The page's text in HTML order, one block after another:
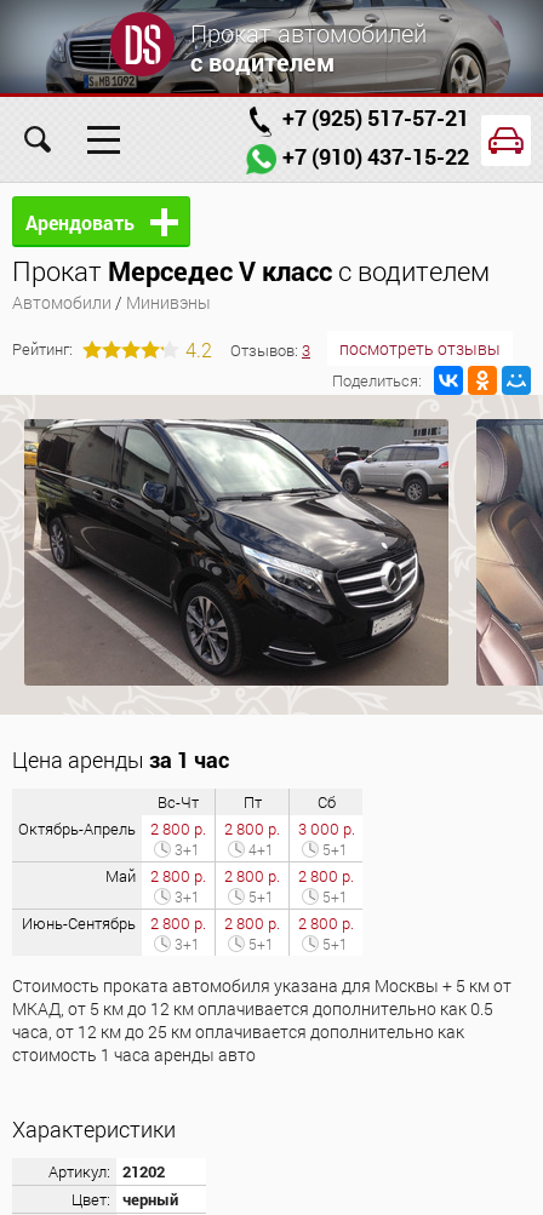
Прокат автомобилей
с водителем
+7 (925) 517-57-21
+7 (910) 437-15-22
Главная Автомобили
Условия аренды Заказ проката онлайн
Арендовать
Прокат Мерседес V класс с водителем
Автомобили / Минивэны
Рейтинг: 4.2 Отзывов: 3 посмотреть отзывы
Поделиться:
Цена аренды за 1 час
Вс-Чт Пт
Сб
Октябрь-Апрель
2 800 р.
3+1
2 800 р.
4+1
3 000 р.
5+1
Май 2 800 р.
3+1
2 800 р.
5+1
2 800 р.
5+1
Июнь-Сентябрь 2 800 р.
3+1
2 800 р.
5+1
2 800 р.
5+1
Стоимость проката автомобиля указана для Москвы + 5 км от
МКАД, от 5 км до 12 км оплачивается дополнительно как 0.5
часа, от 12 км до 25 км оплачивается дополнительно как
стоимость 1 часа аренды авто
Характеристики
Артикул:
21202
Цвет:
черный